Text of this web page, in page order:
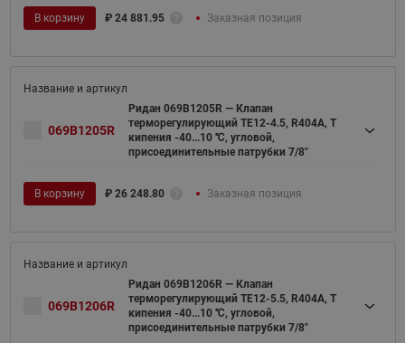
В корзину ₽ 24 881.95 Заказная позиция
069B1205R
Ридан 069B1205R — Клапан
терморегулирующий TE12-4.5, R404A, T
кипения -40...10 ℃, угловой,
присоединительные патрубки 7/8"
В корзину ₽ 26 248.80 Заказная позиция
069B1206R
Ридан 069B1206R — Клапан
терморегулирующий TE12-5.5, R404A, T
кипения -40...10 ℃, угловой,
присоединительные патрубки 7/8"